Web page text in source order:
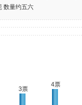
数量约五六
3票
4票